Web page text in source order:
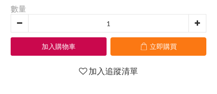
數量
加入購物車 立即購買
加入追蹤清單